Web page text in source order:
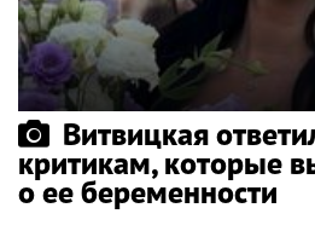
Витвицкая
критикам, которые
о ее беременности